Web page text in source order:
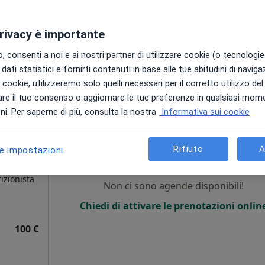
per visite di persona. Prova invece le consulenze
100 €
8 Ago
Non ci sono agende disponibili!
Chiedi di attivare le prenotazioni
è importante
consenti a noi e ai nostri partner di utilizzare cookie (o
statistici e fornirti contenuti in base alle tue abitudini di
utilizzeremo solo quelli necessari per il corretto utilizzo
il tuo consenso o aggiornare le tue preferenze in qualsiasi
Per saperne di più, consulta la nostra Informativa sui cookie
impostazioni Rifiuto